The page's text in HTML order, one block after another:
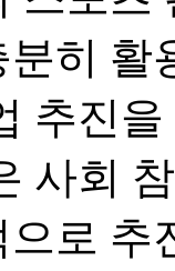
히 활
추진
사회
로 추